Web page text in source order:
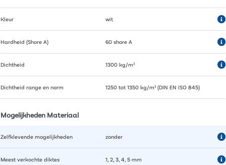
Kleur wit
Hardheid (Shore A) 60 shore A
Dichtheid 1300 kg/m³
Dichtheid range en norm 1250 tot 1350 kg/m³ (DIN EN ISO 845)
Mogelijkheden Materiaal
Zelfklevende mogelijkheden zonder
Meest verkochte diktes 1, 2, 3, 4, 5 mm